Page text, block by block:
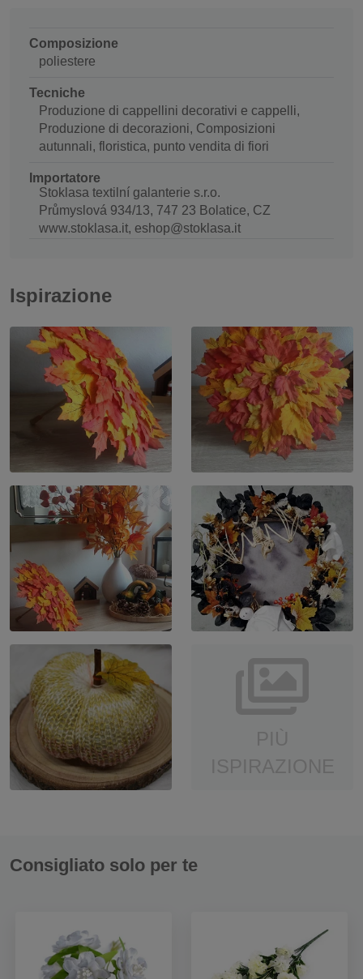
Composizione
poliestere
Tecniche
Produzione di cappellini decorativi e cappelli,
Produzione di decorazioni, Composizioni
autunnali, floristica, punto vendita di fiori
Importatore
Stoklasa textilní galanterie s.r.o.
Průmyslová 934/13, 747 23 Bolatice, CZ
www.stoklasa.it, eshop@stoklasa.it
Ispirazione
Consigliato solo per te